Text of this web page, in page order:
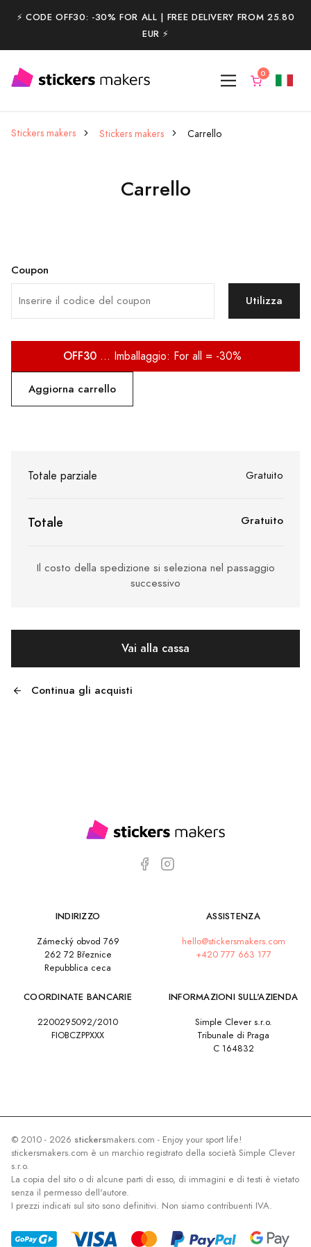
⚡️ CODE OFF30: -30% FOR ALL | FREE DELIVERY FROM 25.80
EUR ⚡️
Stickers makers Stickers makers Carrello
Carrello
Coupon
Utilizza
OFF30... Imballaggio: For all = -30%
Aggiorna carrello
Totale parziale Gratuito
Totale Gratuito
Il costo della spedizione si seleziona nel passaggio
successivo
Vai alla cassa
Continua gli acquisti
INDIRIZZO
Zámecký obvod 769
262 72 Březnice
Repubblica ceca
ASSISTENZA
hello@stickersmakers.com
+420 777 663 177
COORDINATE BANCARIE
2200295092/2010
FIOBCZPPXXX
INFORMAZIONI SULL'AZIENDA
Simple Clever s.r.o.
Tribunale di Praga
C 164832
© 2010 - 2026 stickersmakers.com - Enjoy your sport life!
stickersmakers.com è un marchio registrato della società Simple Clever
s.r.o.
La copia del sito o di alcune parti di esso, di immagini e di testi è vietato
senza il permesso dell'autore.
I prezzi indicati sul sito sono definitivi. Non siamo contribuenti IVA.